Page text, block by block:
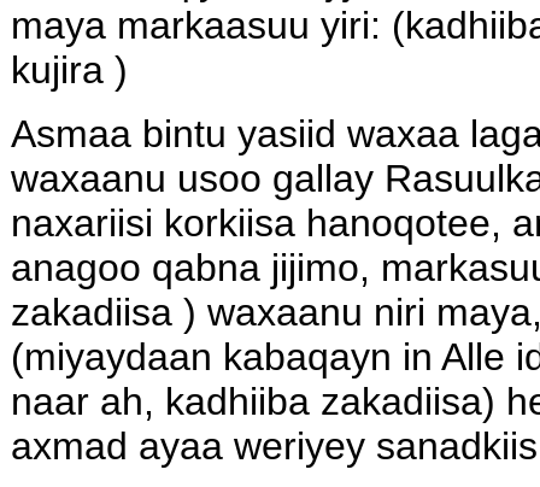
maya markaasuu yiri:
kujira )
Asmaa bintu yasiid waxaa
waxaanu usoo gallay
naxariisi korkiisa hanoqotee,
anagoo qabna jijimo,
zakadiisa ) waxaanu niri
(miyaydaan kabaqayn in Alle
naar ah, kadhiiba zakadiisa)
axmad ayaa weriyey